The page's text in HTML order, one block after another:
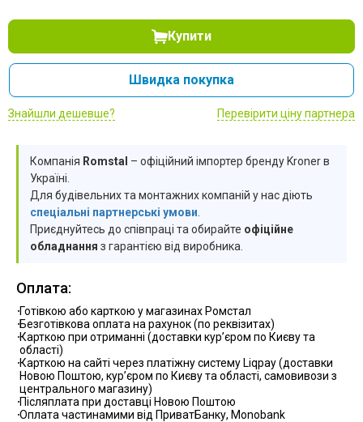
шт
шт
шт
шт
шт
Купити
Швидка покупка
Знайшли дешевше? Перевірити ціну партнера
Компанія Romstal – офіційний імпортер бренду Kroner в
Україні.
Для будівельних та монтажних компаній у нас діють
спеціальні партнерські умови
Приєднуйтесь до співпраці та обирайте офіційне
обладнання з гарантією від виробника.
Оплата:
Готівкою або карткою у магазинах Ромстал
Безготівкова оплата на рахунок (по реквізитах)
Карткою при отриманні (доставки курʼєром по Києву та
області)
Карткою на сайті через платіжну систему Liqpay (доставки
Новою Поштою, курʼєром по Києву та області, самовивози з
центрального магазину)
Післяплата при доставці Новою Поштою
Оплата частинамими від ПриватБанку, Monobank